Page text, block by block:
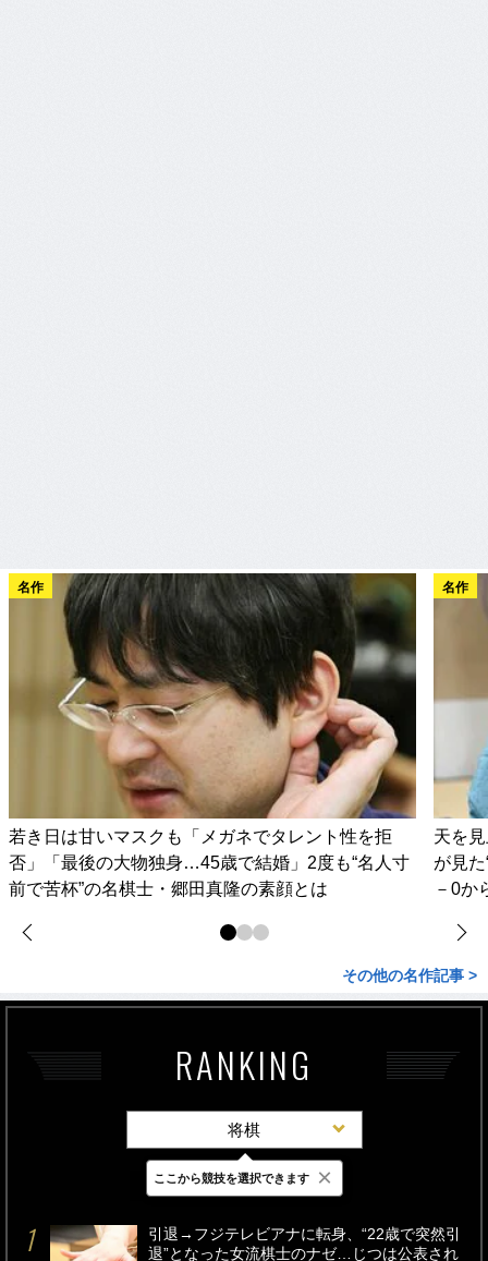
名作
若き日は甘いマスクも「メガネでタレント性を拒
否」「最後の大物独身…45歳で結婚」2度も“名人寸
前で苦杯”の名棋士・郷田真隆の素顔とは
名作
天を
が見
－0か
その他の名作記事 >
RANKING
将棋
最新 24時間 週間
引退→フジテレビアナに転身、“22歳で突然引
退”となった女流棋士のナゼ…じつは公表され
ここから競技を選択できます ×